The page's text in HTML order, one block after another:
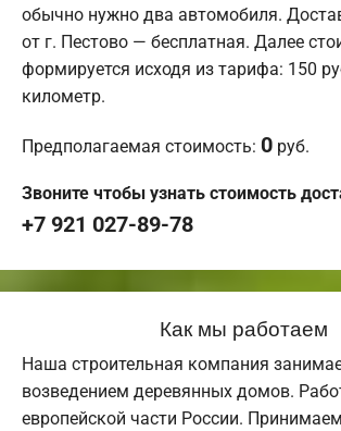
обычно нужно два автомобиля.
от г. Пестово — бесплатная. Далее
формируется исходя из тарифа: 150
километр.
Предполагаемая стоимость: 0 руб.
Звоните чтобы узнать стоимость
+7 921 027-89-78
Как мы работаем
Наша строительная компания
возведением деревянных домов.
европейской части России.